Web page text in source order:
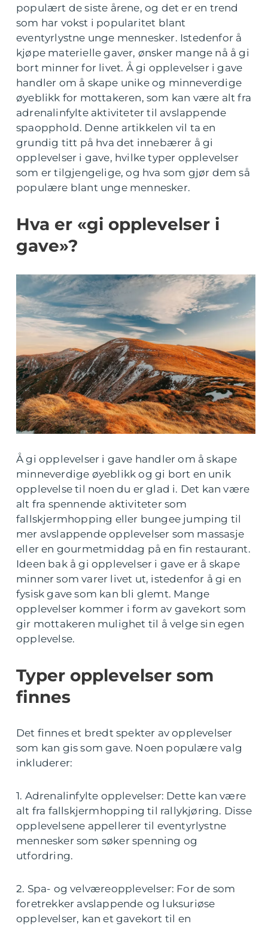
populært de siste årene, og det er en trend
som har vokst i popularitet blant
eventyrlystne unge mennesker. Istedenfor å
kjøpe materielle gaver, ønsker mange nå å gi
bort minner for livet. Å gi opplevelser i gave
handler om å skape unike og minneverdige
øyeblikk for mottakeren, som kan være alt fra
adrenalinfylte aktiviteter til avslappende
spaopphold. Denne artikkelen vil ta en
grundig titt på hva det innebærer å gi
opplevelser i gave, hvilke typer opplevelser
som er tilgjengelige, og hva som gjør dem så
populære blant unge mennesker.
Hva er «gi opplevelser i
gave»?
Å gi opplevelser i gave handler om å skape
minneverdige øyeblikk og gi bort en unik
opplevelse til noen du er glad i. Det kan være
alt fra spennende aktiviteter som
fallskjermhopping eller bungee jumping til
mer avslappende opplevelser som massasje
eller en gourmetmiddag på en fin restaurant.
Ideen bak å gi opplevelser i gave er å skape
minner som varer livet ut, istedenfor å gi en
fysisk gave som kan bli glemt. Mange
opplevelser kommer i form av gavekort som
gir mottakeren mulighet til å velge sin egen
opplevelse.
Typer opplevelser som
finnes
Det finnes et bredt spekter av opplevelser
som kan gis som gave. Noen populære valg
inkluderer:
1. Adrenalinfylte opplevelser: Dette kan være
alt fra fallskjermhopping til rallykjøring. Disse
opplevelsene appellerer til eventyrlystne
mennesker som søker spenning og
utfordring.
2. Spa- og velværeopplevelser: For de som
foretrekker avslappende og luksuriøse
opplevelser, kan et gavekort til en